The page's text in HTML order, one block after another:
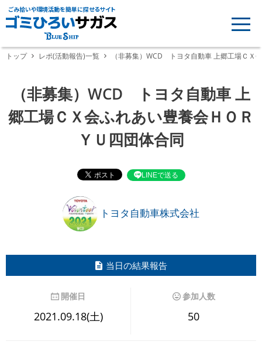
ごみ拾いや環境活動を簡単に探せるサイト
トップ レポ(活動報告)一覧 （非募集）WCD トヨタ自動車 上郷工場ＣＸ
（非募集）WCD トヨタ自動車 上
郷工場ＣＸ会ふれあい豊養会ＨＯＲ
ＹＵ四団体合同
LINEで送る
トヨタ自動車株式会社
当日の結果報告
開催日
2021.09.18(土)
参加人数
50